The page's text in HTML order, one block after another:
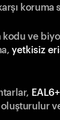
koruma
kodu ve
yetkisiz